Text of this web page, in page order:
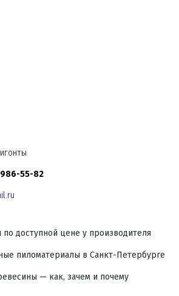
986-55-82
доступной цене у производителя
пиломатериалы в Санкт-Петербурге
— как, зачем и почему